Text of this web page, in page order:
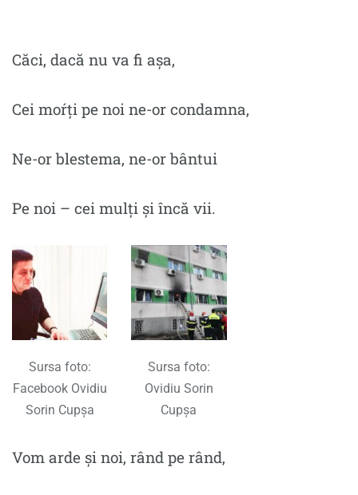
Căci, dacă nu va fi așa,
Cei moŕți pe noi ne-or condamna,
Ne-or blestema, ne-or bântui
Pe noi – cei mulți și încă vii.
Sursa foto:
Facebook Ovidiu
Sorin Cupșa
Sursa foto:
Ovidiu Sorin
Cupșa
Vom arde și noi, rând pe rând,